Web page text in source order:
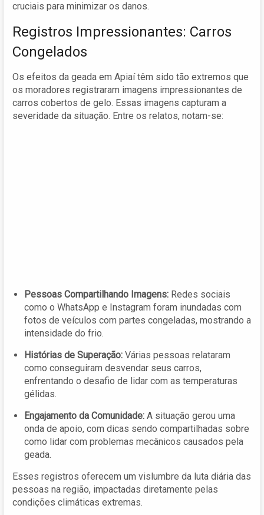
cruciais para minimizar os danos.
Registros Impressionantes: Carros
Congelados
Os efeitos da geada em Apiaí têm sido tão extremos que
os moradores registraram imagens impressionantes de
carros cobertos de gelo. Essas imagens capturam a
severidade da situação. Entre os relatos, notam-se:
Pessoas Compartilhando Imagens: Redes sociais
como o WhatsApp e Instagram foram inundadas com
fotos de veículos com partes congeladas, mostrando a
intensidade do frio.
Histórias de Superação: Várias pessoas relataram
como conseguiram desvendar seus carros,
enfrentando o desafio de lidar com as temperaturas
gélidas.
Engajamento da Comunidade: A situação gerou uma
onda de apoio, com dicas sendo compartilhadas sobre
como lidar com problemas mecânicos causados pela
geada.
Esses registros oferecem um vislumbre da luta diária das
pessoas na região, impactadas diretamente pelas
condições climáticas extremas.